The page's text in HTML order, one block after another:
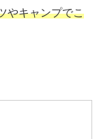
やキャンプでこ